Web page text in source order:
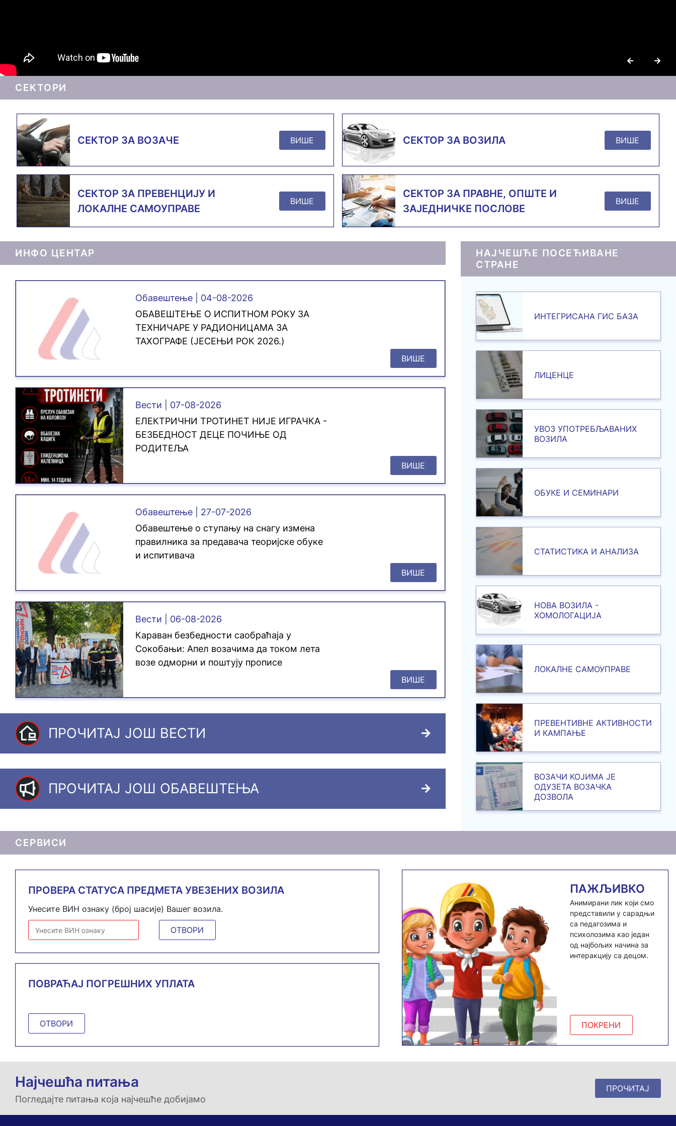
СЕКТОРИ
СЕКТОР ЗА ВОЗАЧЕ ВИШЕ СЕКТОР ЗА ВОЗИЛА ВИШЕ
СЕКТОР ЗА ПРЕВЕНЦИЈУ И
ЛОКАЛНЕ САМОУПРАВЕ
ВИШЕ
СЕКТОР ЗА ПРАВНЕ, ОПШТЕ И
ЗАЈЕДНИЧКЕ ПОСЛОВЕ
ВИШЕ
ИНФО ЦЕНТАР
Обавештење | 04-08-2026
ОБАВЕШТЕЊЕ О ИСПИТНОМ РОКУ ЗА
ТЕХНИЧАРЕ У РАДИОНИЦАМА ЗА
ТАХОГРАФЕ (ЈЕСЕЊИ РОК 2026.)
ВИШЕ
Вести | 07-08-2026
ЕЛЕКТРИЧНИ ТРОТИНЕТ НИЈЕ ИГРАЧКА -
БЕЗБЕДНОСТ ДЕЦЕ ПОЧИЊЕ ОД
РОДИТЕЉА
ВИШЕ
Обавештење | 27-07-2026
Обавештење о ступању на снагу измена
правилника за предавача теоријске обуке
и испитивача
ВИШЕ
Вести | 06-08-2026
Караван безбедности саобраћаја у
Сокобањи: Апел возачима да током лета
возе одморни и поштују прописе
ВИШЕ
ПРОЧИТАЈ ЈОШ ВЕСТИ
ПРОЧИТАЈ ЈОШ ОБАВЕШТЕЊА
НАЈЧЕШЋЕ ПОСЕЋИВАНЕ
СТРАНЕ
ИНТЕГРИСАНА ГИС БАЗА
ЛИЦЕНЦЕ
УВОЗ УПОТРЕБЉАВАНИХ
ВОЗИЛА
ОБУКЕ И СЕМИНАРИ
СТАТИСТИКА И АНАЛИЗА
НОВА ВОЗИЛА -
ХОМОЛОГАЦИЈА
ЛОКАЛНЕ САМОУПРАВЕ
ПРЕВЕНТИВНЕ АКТИВНОСТИ
И КАМПАЊЕ
ВОЗАЧИ КОЈИМА ЈЕ
ОДУЗЕТА ВОЗАЧКА
ДОЗВОЛА
СЕРВИСИ
ПРОВЕРА СТАТУСА ПРЕДМЕТА УВЕЗЕНИХ ВОЗИЛА
Унесите ВИН ознаку (број шасије) Вашег возила.
ОТВОРИ
ПОВРАЋАЈ ПОГРЕШНИХ УПЛАТА
ОТВОРИ
ПАЖЉИВКО
Aнимирани лик који смо
представили у сарадњи
са педагозима и
психолозима као један
од најбољих начина за
интеракцију са децом.
ПОКРЕНИ
Најчешћа питања
Погледајте питања која најчешће добијамо
ПРОЧИТАЈ